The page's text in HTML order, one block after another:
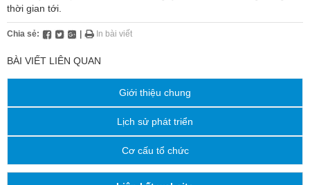
thời gian tới.
Chia sẻ: In bài viết
BÀI VIẾT LIÊN QUAN
Giới thiệu chung
Lịch sử phát triển
Cơ cấu tổ chức